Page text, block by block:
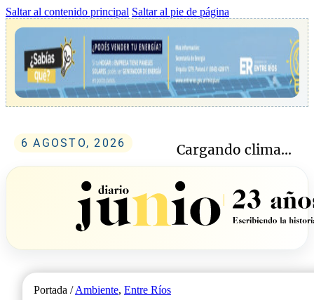
Saltar al contenido principal Saltar al pie de página
6 AGOSTO, 2026 Cargando clima...
Portada /Ambiente, Entre Ríos